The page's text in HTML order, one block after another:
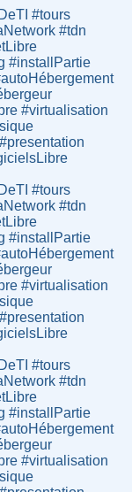
#tours
#tdn
#installPartie
#virtualisation
#tours
#tdn
#installPartie
#virtualisation
#tours
#tdn
#installPartie
#virtualisation